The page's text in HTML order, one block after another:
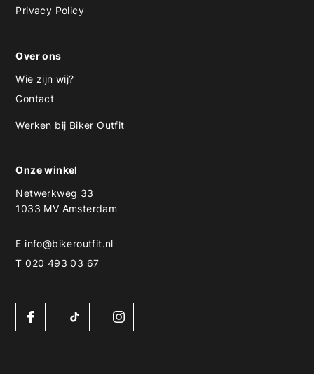
Privacy Policy
Over ons
Wie zijn wij?
Contact
Werken bij Biker Outfit
Onze winkel
Netwerkweg 33
1033 MV Amsterdam
E info@bikeroutfit.nl
T 020 493 03 67